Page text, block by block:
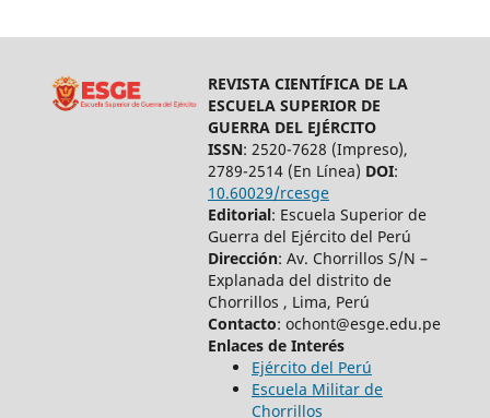
REVISTA CIENTÍFICA DE LA
ESCUELA SUPERIOR DE
GUERRA DEL EJÉRCITO
ISSN: 2520-7628 (Impreso),
2789-2514 (En Línea) DOI:
10.60029/rcesge
Editorial: Escuela Superior de
Guerra del Ejército del Perú
Dirección: Av. Chorrillos S/N –
Explanada del distrito de
Chorrillos , Lima, Perú
Contacto: ochont@esge.edu.pe
Enlaces de Interés
Ejército del Perú
Escuela Militar de
Chorrillos